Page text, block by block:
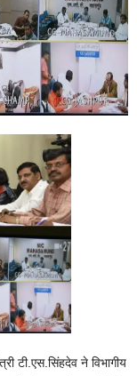
टी.एस.सिंहदेव ने विभागीय